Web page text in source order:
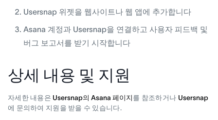
Usersnap 위젯을 웹사이트나 웹 앱에 추가합니다
Asana 계정과 Usersnap을 연결하고 사용자 피드백 및
버그 보고서를 받기 시작합니다
상세 내용 및 지원
자세한 내용은 Usersnap의 Asana 페이지를 참조하거나 Usersnap
에 문의하여 지원을 받을 수 있습니다.